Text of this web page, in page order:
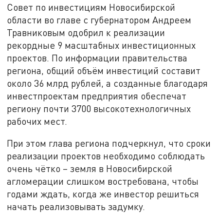
Совет по инвестициям Новосибирской
области во главе с губернатором Андреем
Травниковым одобрил к реализации
рекордные 9 масштабных инвестиционных
проектов. По информации правительства
региона, общий объём инвестиций составит
около 36 млрд рублей, а созданные благодаря
инвестпроектам предприятия обеспечат
региону почти 3700 высокотехнологичных
рабочих мест.
При этом глава региона подчеркнул, что сроки
реализации проектов необходимо соблюдать
очень чётко – земля в Новосибирской
агломерации слишком востребована, чтобы
годами ждать, когда же инвестор решиться
начать реализовывать задумку.